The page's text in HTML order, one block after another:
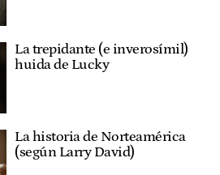
La trepidante (e inverosímil)
huida de Lucky
La historia de Norteamérica
(según Larry David)